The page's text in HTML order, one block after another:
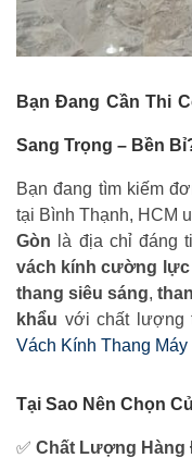
Bạn Đang Cần Thi
Sang Trọng – Bền
Bạn đang tìm kiếm
tại Bình Thạnh, HCM
Gòn là địa chỉ đáng
vách kính cường lực
thang siêu sáng,
khẩu với chất lượng
Vách Kính Thang
Tại Sao Nên Chọn
✅Chất Lượng Hàng